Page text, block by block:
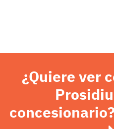
¿Quiere ver